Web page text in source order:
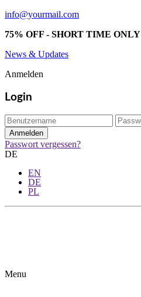
info@yourmail.com
75% OFF - SHORT TIME ONLY
News & Updates
Anmelden
Login
Passwort vergessen?
DE
EN
DE
PL
Menu